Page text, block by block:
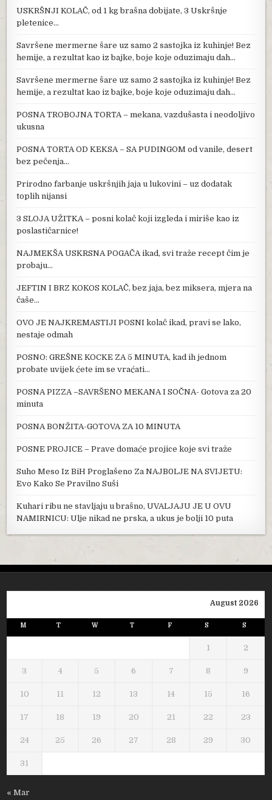
USKRŠNJI KOLAČ, od 1 kg brašna dobijate, 3 Uskršnje
pletenice…
Savršene mermerne šare uz samo 2 sastojka iz kuhinje! Bez
hemije, a rezultat kao iz bajke, boje koje oduzimaju dah…
Savršene mermerne šare uz samo 2 sastojka iz kuhinje! Bez
hemije, a rezultat kao iz bajke, boje koje oduzimaju dah…
POSNA TROBOJNA TORTA – mekana, vazdušasta i neodoljivo
ukusna
POSNA TORTA OD KEKSA – SA PUDINGOM od vanile, desert
bez pečenja…
Prirodno farbanje uskršnjih jaja u lukovini – uz dodatak
toplih nijansi
3 SLOJA UŽITKA – posni kolač koji izgleda i miriše kao iz
poslastičarnice!
NAJMEKŠA USKRSNA POGAČA ikad, svi traže recept čim je
probaju…
JEFTIN I BRZ KOKOS KOLAČ, bez jaja, bez miksera, mjera na
čaše…
OVO JE NAJKREMASTIJI POSNI kolač ikad, pravi se lako,
nestaje odmah
POSNO: GREŠNE KOCKE ZA 5 MINUTA, kad ih jednom
probate uvijek ćete im se vraćati…
POSNA PIZZA –SAVRŠENO MEKANA I SOČNA- Gotova za 20
minuta
POSNA BONŽITA-GOTOVA ZA 10 MINUTA
POSNE PROJICE – Prave domaće projice koje svi traže
Suho Meso Iz BiH Proglašeno Za NAJB0LJE NA SVIJETU:
Evo Kako Se Pravilno Suši
Kuhari ribu ne stavljaju u brašno, UVALJAJU JE U OVU
NAMIRNICU: Ulje nikad ne prska, a ukus je bolji 10 puta
August 2026
M T W T F S S
1 2
3 4 5 6 7 8 9
10 11 12 13 14 15 16
17 18 19 20 21 22 23
24 25 26 27 28 29 30
31
« Mar